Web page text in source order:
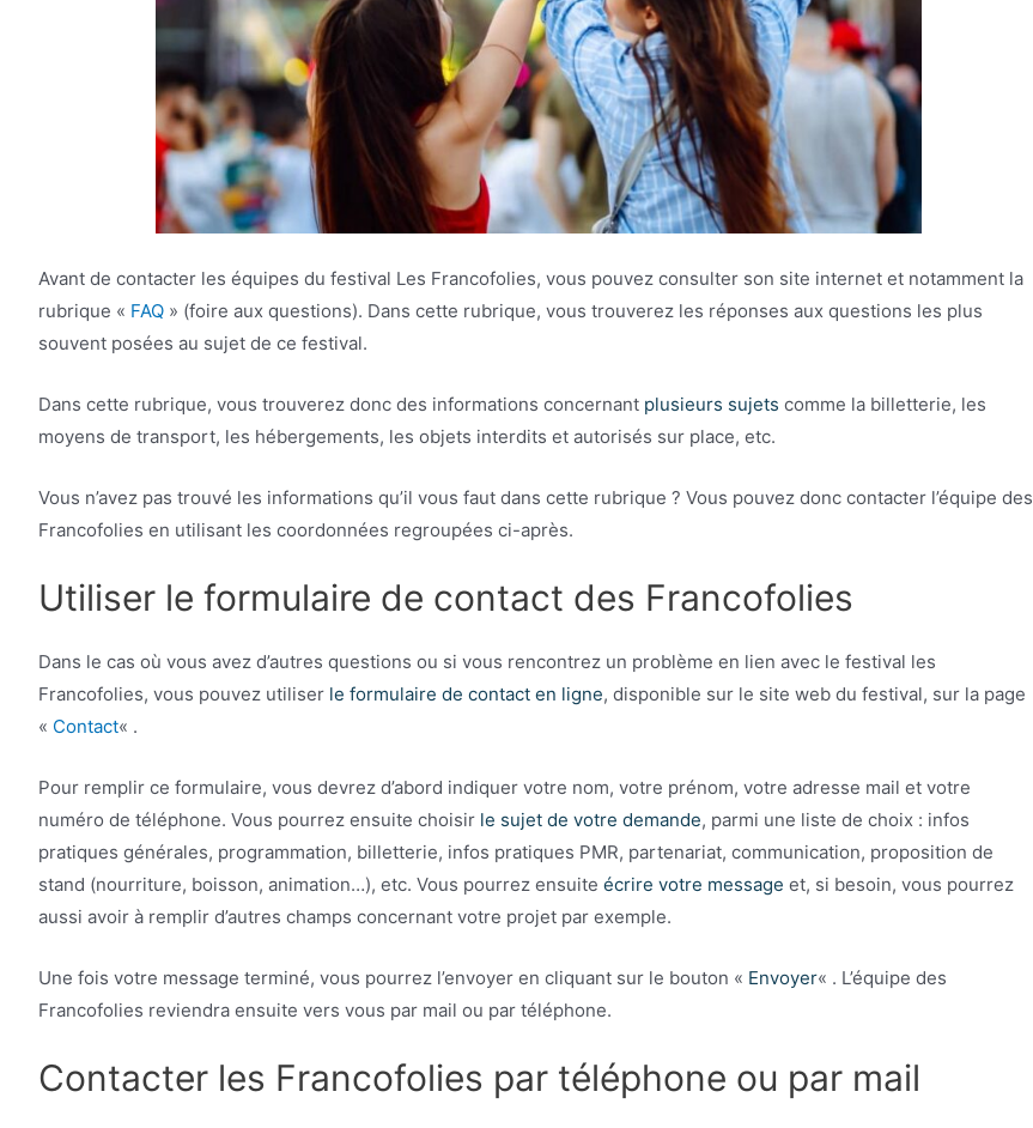
Avant de contacter les équipes du festival Les Francofolies, vous pouvez consulter son site internet et notamment la
rubrique « FAQ » (foire aux questions). Dans cette rubrique, vous trouverez les réponses aux questions les plus
souvent posées au sujet de ce festival.
Dans cette rubrique, vous trouverez donc des informations concernant plusieurs sujets comme la billetterie, les
moyens de transport, les hébergements, les objets interdits et autorisés sur place, etc.
Vous n’avez pas trouvé les informations qu’il vous faut dans cette rubrique ? Vous pouvez donc contacter l’équipe des
Francofolies en utilisant les coordonnées regroupées ci-après.
Utiliser le formulaire de contact des Francofolies
Dans le cas où vous avez d’autres questions ou si vous rencontrez un problème en lien avec le festival les
Francofolies, vous pouvez utiliser le formulaire de contact en ligne, disponible sur le site web du festival, sur la page
« Contact« .
Pour remplir ce formulaire, vous devrez d’abord indiquer votre nom, votre prénom, votre adresse mail et votre
numéro de téléphone. Vous pourrez ensuite choisir le sujet de votre demande, parmi une liste de choix : infos
pratiques générales, programmation, billetterie, infos pratiques PMR, partenariat, communication, proposition de
stand (nourriture, boisson, animation…), etc. Vous pourrez ensuite écrire votre message et, si besoin, vous pourrez
aussi avoir à remplir d’autres champs concernant votre projet par exemple.
Une fois votre message terminé, vous pourrez l’envoyer en cliquant sur le bouton « Envoyer« . L’équipe des
Francofolies reviendra ensuite vers vous par mail ou par téléphone.
Contacter les Francofolies par téléphone ou par mail